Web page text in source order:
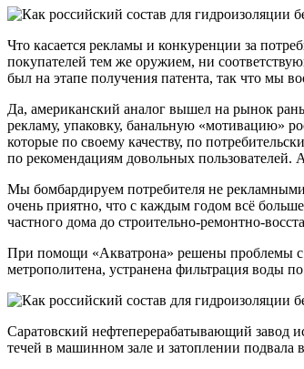
Что касается рекламы и конкуренции за
покупателей тем же оружием, ни
был на этапе получения патента, так что мы
Да, американский аналог вышел на рынок
рекламу, упаковку, банальную «мотивацию»
которые по своему качеству, по
по рекомендациям довольных пользователей.
Мы бомбардируем потребителя не
очень приятно, что с каждым годом всё
частного дома до строительно-ремонтно-
При помощи «Акватрона» решены проблемы с
метрополитена, устранена фильтрация воды
Саратовский нефтеперерабатывающий завод
течей в машинном зале и затоплении